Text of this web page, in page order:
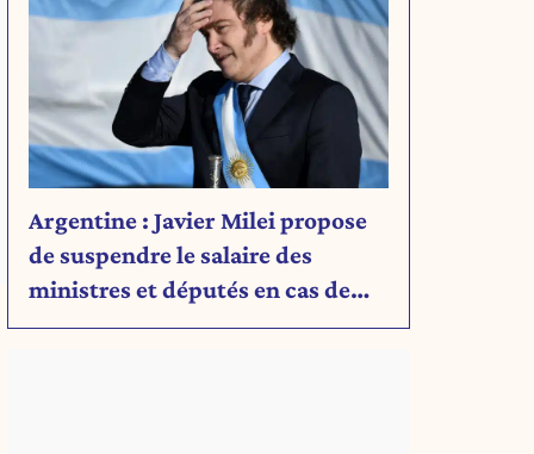
Argentine : Javier Milei propose
de suspendre le salaire des
ministres et députés en cas de
déficit budgétaire